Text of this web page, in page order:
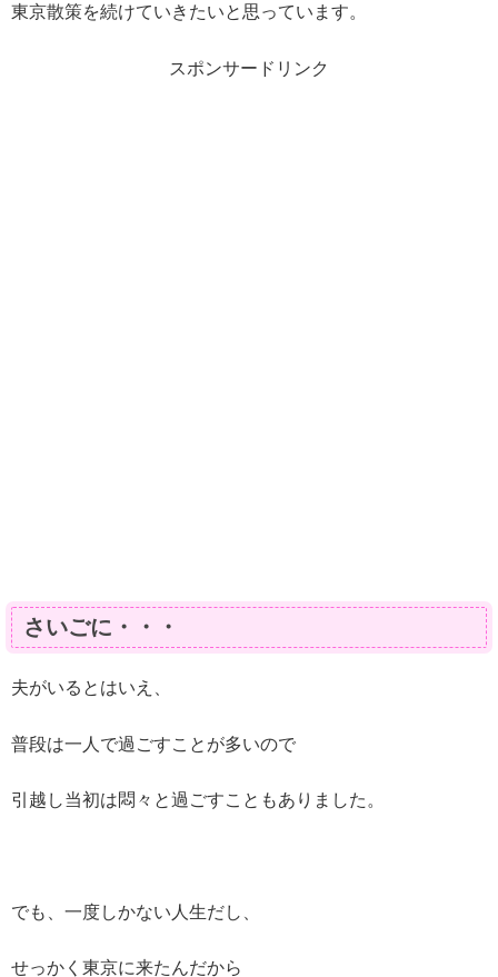
東京散策を続けていきたいと思っています。
スポンサードリンク
さいごに・・・
夫がいるとはいえ、
普段は一人で過ごすことが多いので
引越し当初は悶々と過ごすこともありました。
でも、一度しかない人生だし、
せっかく東京に来たんだから